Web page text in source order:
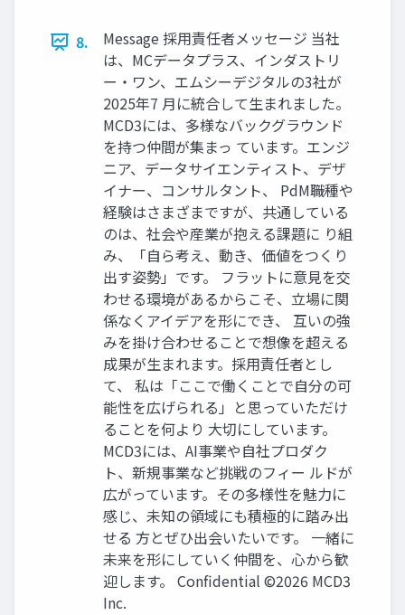
8.
Message 採用責任者メッセージ 当社
は、MCデータプラス、インダストリ
ー・ワン、エムシーデジタルの3社が
2025年7 月に統合して生まれました。
MCD3には、多様なバックグラウンド
を持つ仲間が集まっ ています。エンジ
ニア、データサイエンティスト、デザ
イナー、コンサルタント、 PdM――職種や
経験はさまざまですが、共通している
のは、社会や産業が抱える課題に り組
み、「自ら考え、動き、価値をつくり
出す姿勢」です。 フラットに意見を交
わせる環境があるからこそ、立場に関
係なくアイデアを形にでき、 互いの強
みを掛け合わせることで想像を超える
成果が生まれます。採用責任者とし
て、 私は「ここで働くことで自分の可
能性を広げられる」と思っていただけ
ることを何より 大切にしています。
MCD3には、AI事業や自社プロダク
ト、新規事業など挑戦のフィー ルドが
広がっています。その多様性を魅力に
感じ、未知の領域にも積極的に踏み出
せる 方とぜひ出会いたいです。 一緒に
未来を形にしていく仲間を、心から歓
迎します。 Confidential ©2026 MCD3
Inc.